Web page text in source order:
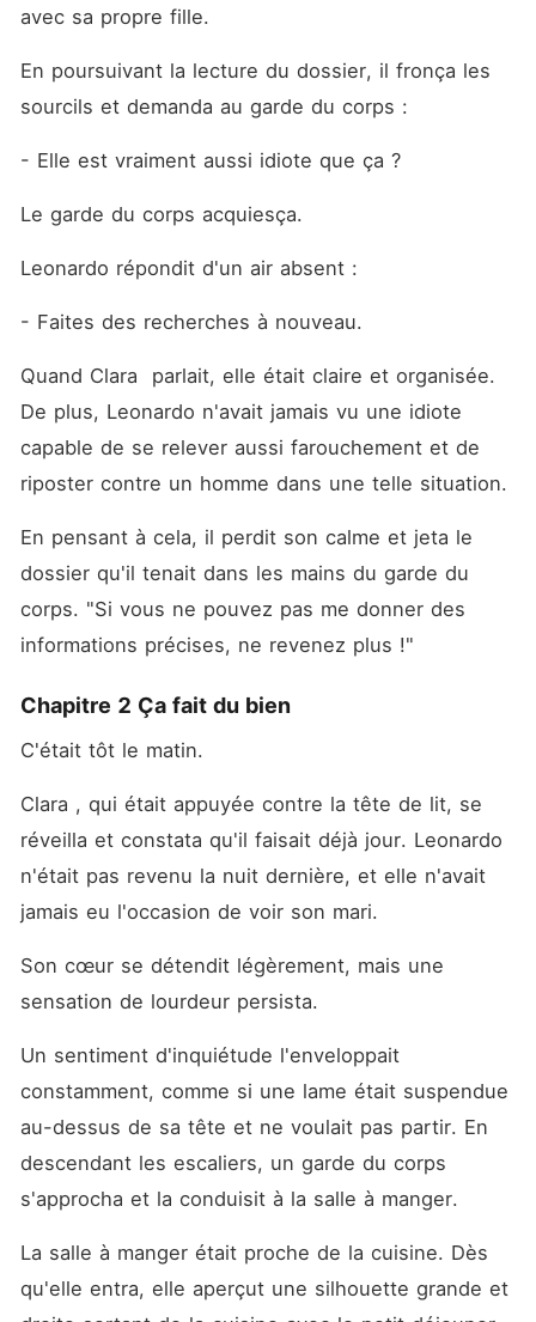
avec sa propre fille.
En poursuivant la lecture du dossier, il fronça les
sourcils et demanda au garde du corps :
- Elle est vraiment aussi idiote que ça ?
Le garde du corps acquiesça.
Leonardo répondit d'un air absent :
- Faites des recherches à nouveau.
Quand Clara  parlait, elle était claire et organisée.
De plus, Leonardo n'avait jamais vu une idiote
capable de se relever aussi farouchement et de
riposter contre un homme dans une telle situation.
En pensant à cela, il perdit son calme et jeta le
dossier qu'il tenait dans les mains du garde du
corps. "Si vous ne pouvez pas me donner des
informations précises, ne revenez plus !"
Chapitre 2 Ça fait du bien
C'était tôt le matin.
Clara , qui était appuyée contre la tête de lit, se
réveilla et constata qu'il faisait déjà jour. Leonardo
n'était pas revenu la nuit dernière, et elle n'avait
jamais eu l'occasion de voir son mari.
Son cœur se détendit légèrement, mais une
sensation de lourdeur persista.
Un sentiment d'inquiétude l'enveloppait
constamment, comme si une lame était suspendue
au-dessus de sa tête et ne voulait pas partir. En
descendant les escaliers, un garde du corps
s'approcha et la conduisit à la salle à manger.
La salle à manger était proche de la cuisine. Dès
qu'elle entra, elle aperçut une silhouette grande et